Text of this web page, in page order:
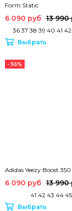
Form Static
6 090 руб 13 990
36 37 38 39 40 41
Выбрать
- 56%
Adidas Yeezy Boost
6 090 руб 13 990
41 42 43 44
Выбрать